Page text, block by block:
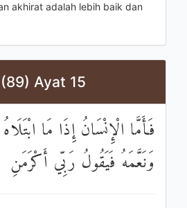
akhirat adalah lebih baik dan
Ayat 15
فَأَمَّا الْإِنْسَانُ إِذَا مَا
وَنَعَّمَهُ فَيَقُولُ رَبِّي أَكْرَمَنِ